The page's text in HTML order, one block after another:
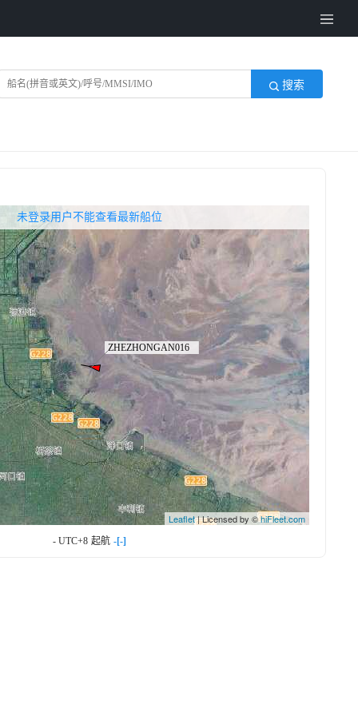
搜索
Leaflet| Licensed by ©hiFleet.com
未登录用户不能查看最新船位
无权查看最新船位，请联系开通
- UTC+8 起航 -[-]